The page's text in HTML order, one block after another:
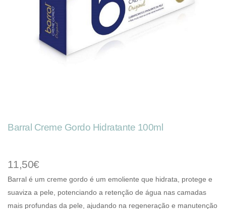
Barral Creme Gordo Hidratante 100ml
11,50€
Barral é um creme gordo é um emoliente que hidrata, protege e
suaviza a pele, potenciando a retenção de água nas camadas
mais profundas da pele, ajudando na regeneração e manutenção